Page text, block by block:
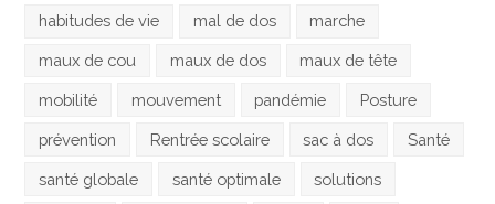
habitudes de vie mal de dos marche
maux de cou maux de dos maux de tête
mobilité mouvement pandémie Posture
prévention Rentrée scolaire sac à dos Santé
santé globale santé optimale solutions